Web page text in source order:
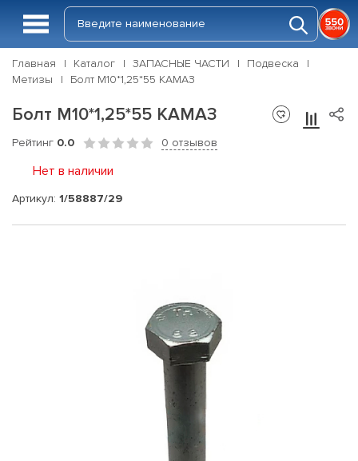
Главная Каталог ЗАПАСНЫЕ ЧАСТИ
Подвеска
Метизы
Болт М10*1,25*55 КАМАЗ
Болт М10*1,25*55 КАМАЗ
Рейтинг 0.0 0 отзывов
Нет в наличии
Артикул: 1/58887/29